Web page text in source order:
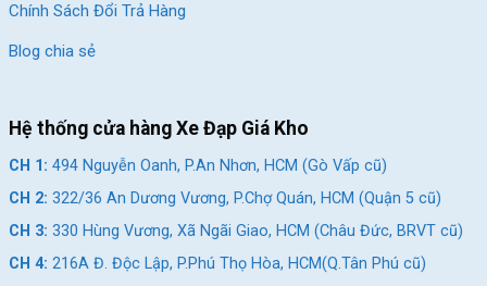
Chính Sách Đổi Trả Hàng
Blog chia sẻ
Hệ thống cửa hàng Xe Đạp Giá Kho
CH 1: 494 Nguyễn Oanh, P.An Nhơn, HCM (Gò Vấp cũ)
CH 2: 322/36 An Dương Vương, P.Chợ Quán, HCM (Quận 5 cũ)
CH 3: 330 Hùng Vương, Xã Ngãi Giao, HCM (Châu Đức, BRVT cũ)
CH 4: 216A Đ. Độc Lập, P.Phú Thọ Hòa, HCM(Q.Tân Phú cũ)